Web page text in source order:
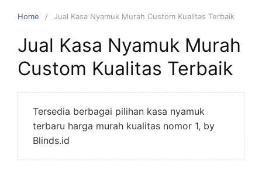
Home Jual Kasa Nyamuk Murah Custom Kualitas Terbaik
Jual Kasa Nyamuk Murah
Custom Kualitas Terbaik
Tersedia berbagai pilihan kasa nyamuk
terbaru harga murah kualitas nomor 1, by
Blinds.id